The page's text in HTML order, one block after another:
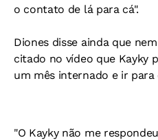
o contato de lá para cá".
Diones disse ainda que
citado no vídeo que Kayky
um mês internado e ir para
"O Kayky não me